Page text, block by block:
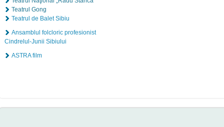
Teatrul Gong
Teatrul de Balet Sibiu
Ansamblul folcloric profesionist
Cindrelul-Junii Sibiului
ASTRA film